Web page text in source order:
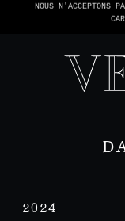
NOUS N'ACCEPTONS
2024